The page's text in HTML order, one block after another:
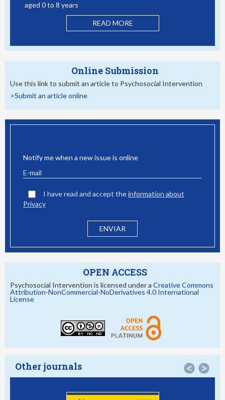
aged 0 to 8 years
READ MORE
Online Submission
Use this link to submit an article to Psychosocial Intervention
>Submit an article online
Notify me when a new issue is online
I have read and accept theinformation about
Privacy
OPEN ACCESS
Psychosocial Intervention is licensed under a Creative Commons
Attribution-NonCommercial-NoDerivatives 4.0 International
License
Other journals < >